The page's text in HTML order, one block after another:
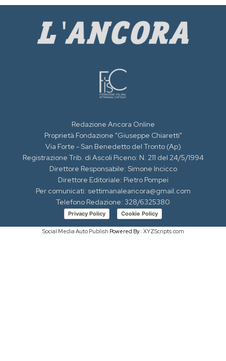
Redazione Ancora Online
Proprietà Fondazione "Giuseppe Chiaretti"
Via Forte - San Benedetto del Tronto (Ap)
Registrazione Trib. di Ascoli Piceno: N. 211 del 24/5/1994
Direttore Responsabile: Simone Incicco
Direttore Editoriale: Pietro Pompei
Per comunicati: settimanaleancora@gmail.com
Telefono Redazione: 328/6325380
Privacy Policy Cookie Policy
Social Media Auto Publish Powered By : XYZScripts.com